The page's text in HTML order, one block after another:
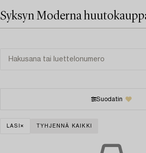
Syksyn Moderna
Suodatin
LASI TYHJENNÄ KAIKKI